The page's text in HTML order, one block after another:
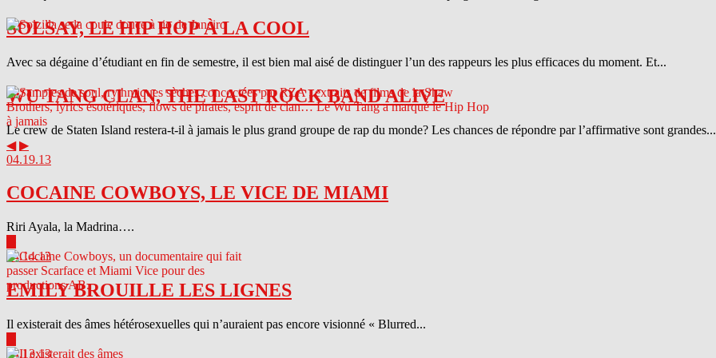
SOLSAY, LE HIP HOP À LA COOL
Avec sa dégaine d’étudiant en fin de semestre, il est bien mal aisé de distinguer l’un des rappeurs les plus efficaces du moment. Et...
WU TANG CLAN, THE LAST ROCK BAND ALIVE
Le crew de Staten Island restera-t-il à jamais le plus grand groupe de rap du monde? Les chances de répondre par l’affirmative sont
◀ ▶
04.19.13
COCAINE COWBOYS, LE VICE DE MIAMI
Riri Ayala, la Madrina….
04.14.13
EMILY BROUILLE LES LIGNES
Il existerait des âmes hétérosexuelles qui n’auraient pas encore visionné « Blurred...
04.13.13